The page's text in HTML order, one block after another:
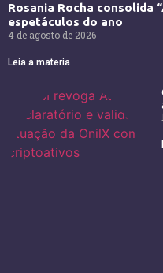
Rosania Rocha consolida
espetáculos do ano
4 de agosto de 2026
Leia a materia